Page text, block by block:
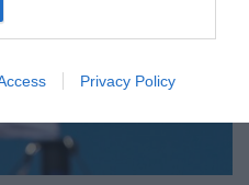
Privacy Policy